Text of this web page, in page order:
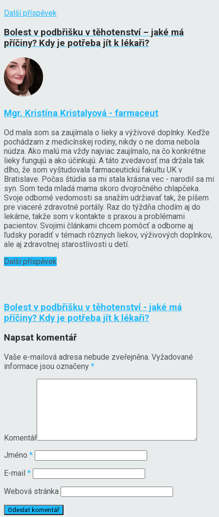
Další příspěvek
Bolest v podbřišku v těhotenství – jaké má
příčiny? Kdy je potřeba jít k lékaři?
Mgr. Kristína Kristalyová - farmaceut
Od mala som sa zaujímala o lieky a výživové doplnky. Keďže
pochádzam z medicínskej rodiny, nikdy o ne doma nebola
núdza. Ako malú ma vždy najviac zaujímalo, na čo konkrétne
lieky fungujú a ako účinkujú. A táto zvedavosť ma držala tak
dlho, že som vyštudovala farmaceutickú fakultu UK v
Bratislave. Počas štúdia sa mi stala krásna vec - narodil sa mi
syn. Som teda mladá mama skoro dvojročného chlapčeka.
Svoje odborné vedomosti sa snažím udržiavať tak, že píšem
pre viaceré zdravotné portály. Raz do týždňa chodím aj do
lekárne, takže som v kontakte s praxou a problémami
pacientov. Svojimi článkami chcem pomôcť a odborne aj
ľudsky poradiť v témach rôznych liekov, výživových doplnkov,
ale aj zdravotnej starostlivosti u detí.
Další příspěvek
Bolest v podbřišku v těhotenství - jaké má
příčiny? Kdy je potřeba jít k lékaři?
Napsat komentář
Vaše e-mailová adresa nebude zveřejněna. Vyžadované
informace jsou označeny *
Komentář
Jméno *
E-mail *
Webová stránka